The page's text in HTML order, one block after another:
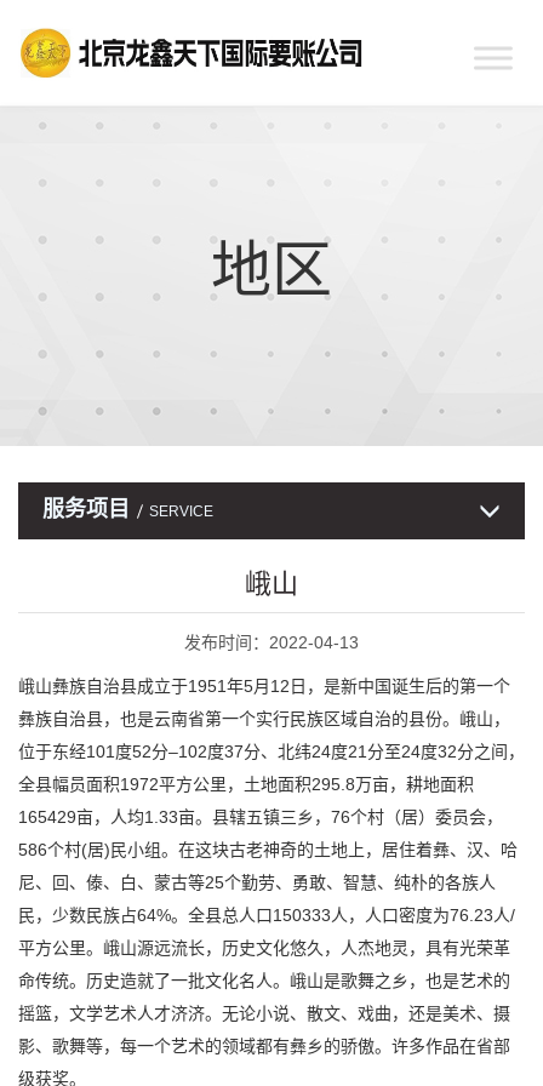
地区
服务项目 SERVICE
峨山
发布时间：2022-04-13
峨山彝族自治县成立于1951年5月12日，是新中国诞生后的第一个
彝族自治县，也是云南省第一个实行民族区域自治的县份。峨山，
位于东经101度52分–102度37分、北纬24度21分至24度32分之间，
全县幅员面积1972平方公里，土地面积295.8万亩，耕地面积
165429亩，人均1.33亩。县辖五镇三乡，76个村（居）委员会，
586个村(居)民小组。在这块古老神奇的土地上，居住着彝、汉、哈
尼、回、傣、白、蒙古等25个勤劳、勇敢、智慧、纯朴的各族人
民，少数民族占64%。全县总人口150333人，人口密度为76.23人/
平方公里。峨山源远流长，历史文化悠久，人杰地灵，具有光荣革
命传统。历史造就了一批文化名人。峨山是歌舞之乡，也是艺术的
摇篮，文学艺术人才济济。无论小说、散文、戏曲，还是美术、摄
影、歌舞等，每一个艺术的领域都有彝乡的骄傲。许多作品在省部
级获奖。